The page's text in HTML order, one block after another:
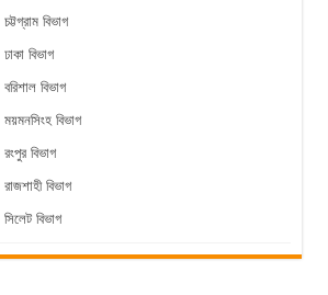
চট্টগ্রাম বিভাগ
ঢাকা বিভাগ
বরিশাল বিভাগ
ময়মনসিংহ বিভাগ
রংপুর বিভাগ
রাজশাহী বিভাগ
সিলেট বিভাগ